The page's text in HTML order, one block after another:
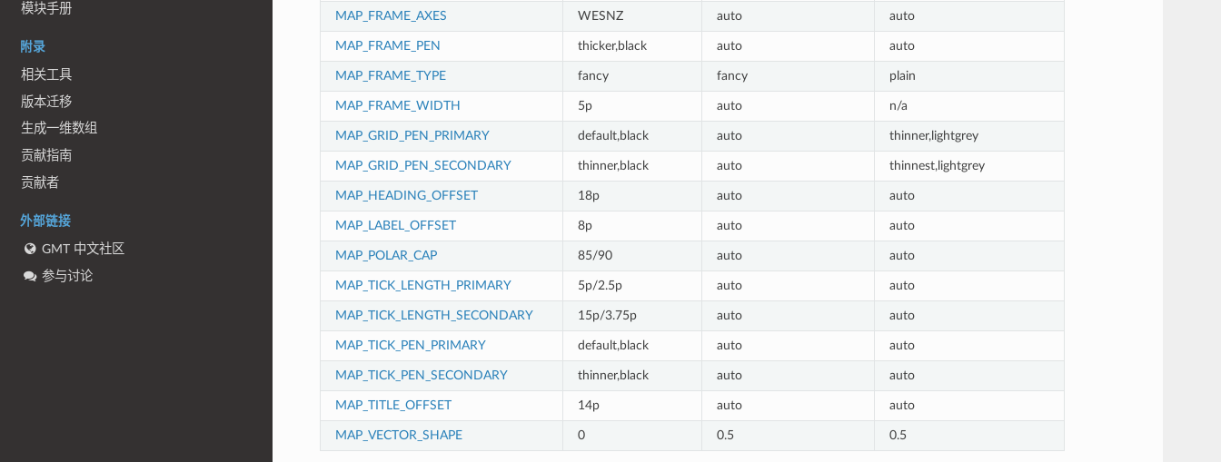
模块手册
附录
相关工具
版本迁移
生成一维数组
贡献指南
贡献者
外部链接
GMT 中文社区
参与讨论
MAP_FRAME_AXES WESNZ auto auto
MAP_FRAME_PEN thicker,black auto auto
MAP_FRAME_TYPE fancy fancy plain
MAP_FRAME_WIDTH 5p auto n/a
MAP_GRID_PEN_PRIMARY default,black auto thinner,lightgrey
MAP_GRID_PEN_SECONDARY thinner,black auto thinnest,lightgrey
MAP_HEADING_OFFSET 18p auto auto
MAP_LABEL_OFFSET 8p auto auto
MAP_POLAR_CAP 85/90 auto auto
MAP_TICK_LENGTH_PRIMARY 5p/2.5p auto auto
MAP_TICK_LENGTH_SECONDARY 15p/3.75p auto auto
MAP_TICK_PEN_PRIMARY default,black auto auto
MAP_TICK_PEN_SECONDARY thinner,black auto auto
MAP_TITLE_OFFSET 14p auto auto
MAP_VECTOR_SHAPE 0 0.5 0.5